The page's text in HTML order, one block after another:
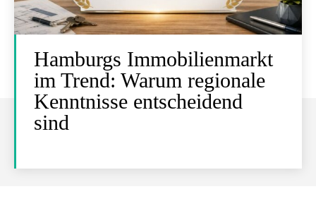
Hamburgs Immobilienmarkt
im Trend: Warum regionale
Kenntnisse entscheidend
sind